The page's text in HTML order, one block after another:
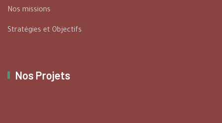
Nos missions
Stratégies et Objectifs
Nos Projets